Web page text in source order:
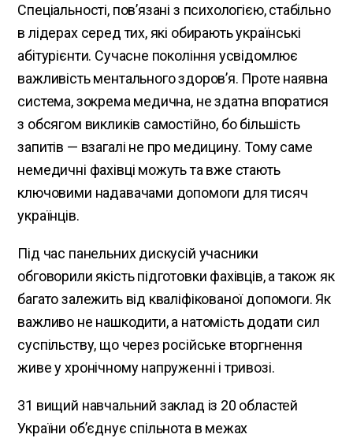
Спеціальності, повʼязані з психологією, стабільно
в лідерах серед тих, які обирають українські
абітурієнти. Сучасне покоління усвідомлює
важливість ментального здоров’я. Проте наявна
система, зокрема медична, не здатна впоратися
з обсягом викликів самостійно, бо більшість
запитів — взагалі не про медицину. Тому саме
немедичні фахівці можуть та вже стають
ключовими надавачами допомоги для тисяч
українців.
Під час панельних дискусій учасники
обговорили якість підготовки фахівців, а також як
багато залежить від кваліфікованої допомоги. Як
важливо не нашкодити, а натомість додати сил
суспільству, що через російське вторгнення
живе у хронічному напруженні і тривозі.
31 вищий навчальний заклад із 20 областей
України об’єднує спільнота в межах